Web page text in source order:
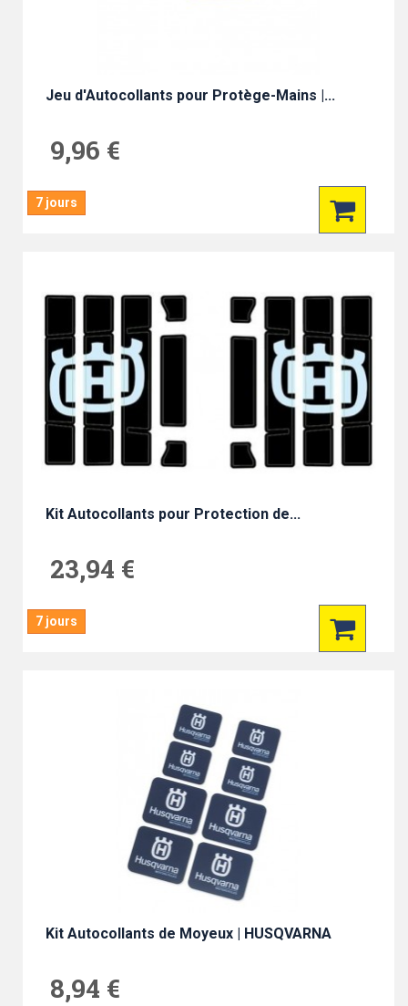
Jeu d'Autocollants pour Protège-Mains |...
9,96 €
7 jours
Kit Autocollants pour Protection de...
23,94 €
7 jours
Kit Autocollants de Moyeux | HUSQVARNA
8,94 €